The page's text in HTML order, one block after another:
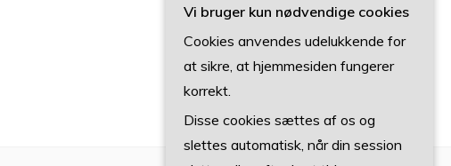
Vi bruger kun nødvendige cookies
Cookies anvendes udelukkende for
at sikre, at hjemmesiden fungerer
korrekt.
Disse cookies sættes af os og
slettes automatisk, når din session